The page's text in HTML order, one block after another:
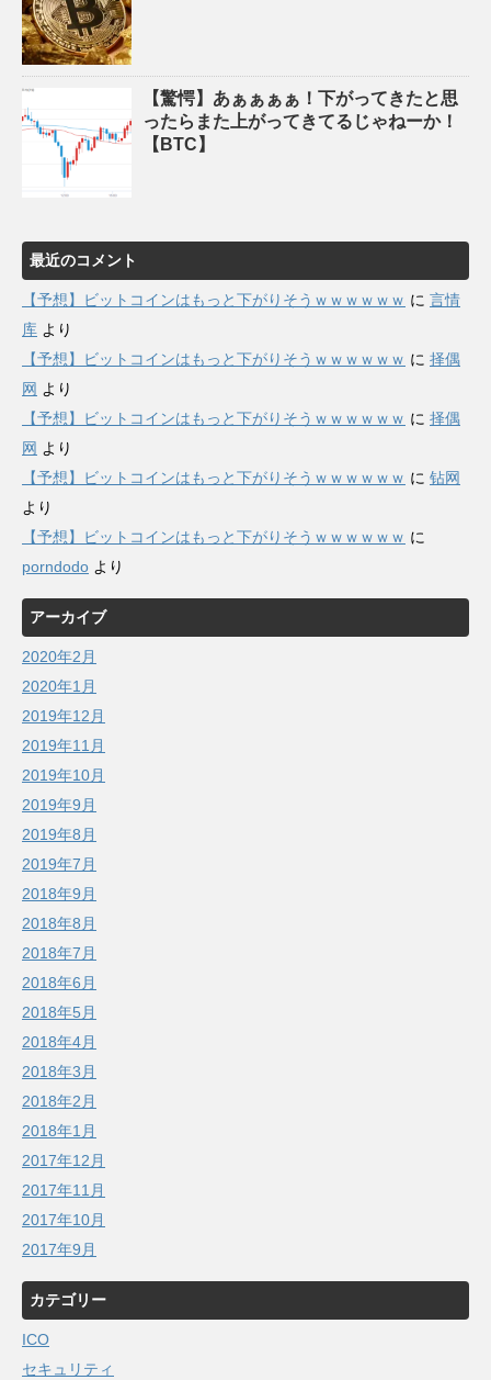
【驚愕】あぁぁぁぁ！下がってきたと思
ったらまた上がってきてるじゃねーか！
【BTC】
最近のコメント
【予想】ビットコインはもっと下がりそうｗｗｗｗｗｗ に 言情
库 より
【予想】ビットコインはもっと下がりそうｗｗｗｗｗｗ に 择偶
网 より
【予想】ビットコインはもっと下がりそうｗｗｗｗｗｗ に 择偶
网 より
【予想】ビットコインはもっと下がりそうｗｗｗｗｗｗ に 钻网
より
【予想】ビットコインはもっと下がりそうｗｗｗｗｗｗ に
porndodo より
アーカイブ
2020年2月
2020年1月
2019年12月
2019年11月
2019年10月
2019年9月
2019年8月
2019年7月
2018年9月
2018年8月
2018年7月
2018年6月
2018年5月
2018年4月
2018年3月
2018年2月
2018年1月
2017年12月
2017年11月
2017年10月
2017年9月
カテゴリー
ICO
セキュリティ